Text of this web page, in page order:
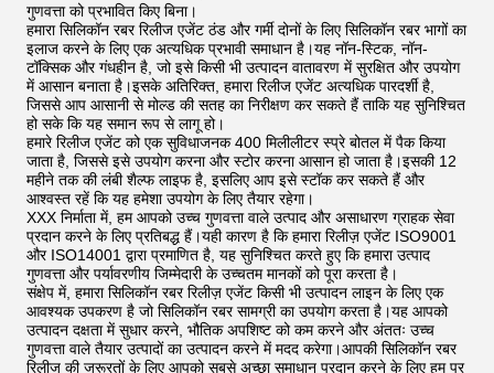
गुणवत्ता को प्रभावित किए बिना।
हमारा सिलिकॉन रबर रिलीज एजेंट ठंड और गर्मी दोनों के लिए सिलिकॉन रबर भागों का
इलाज करने के लिए एक अत्यधिक प्रभावी समाधान है।यह नॉन-स्टिक, नॉन-
टॉक्सिक और गंधहीन है, जो इसे किसी भी उत्पादन वातावरण में सुरक्षित और उपयोग
में आसान बनाता है।इसके अतिरिक्त, हमारा रिलीज एजेंट अत्यधिक पारदर्शी है,
जिससे आप आसानी से मोल्ड की सतह का निरीक्षण कर सकते हैं ताकि यह सुनिश्चित
हो सके कि यह समान रूप से लागू हो।
हमारे रिलीज एजेंट को एक सुविधाजनक 400 मिलीलीटर स्प्रे बोतल में पैक किया
जाता है, जिससे इसे उपयोग करना और स्टोर करना आसान हो जाता है।इसकी 12
महीने तक की लंबी शैल्फ लाइफ है, इसलिए आप इसे स्टॉक कर सकते हैं और
आश्वस्त रहें कि यह हमेशा उपयोग के लिए तैयार रहेगा।
XXX निर्माता में, हम आपको उच्च गुणवत्ता वाले उत्पाद और असाधारण ग्राहक सेवा
प्रदान करने के लिए प्रतिबद्ध हैं।यही कारण है कि हमारा रिलीज़ एजेंट ISO9001
और ISO14001 द्वारा प्रमाणित है, यह सुनिश्चित करते हुए कि हमारा उत्पाद
गुणवत्ता और पर्यावरणीय जिम्मेदारी के उच्चतम मानकों को पूरा करता है।
संक्षेप में, हमारा सिलिकॉन रबर रिलीज़ एजेंट किसी भी उत्पादन लाइन के लिए एक
आवश्यक उपकरण है जो सिलिकॉन रबर सामग्री का उपयोग करता है।यह आपको
उत्पादन दक्षता में सुधार करने, भौतिक अपशिष्ट को कम करने और अंततः उच्च
गुणवत्ता वाले तैयार उत्पादों का उत्पादन करने में मदद करेगा।आपकी सिलिकॉन रबर
रिलीज की जरूरतों के लिए आपको सबसे अच्छा समाधान प्रदान करने के लिए हम पर